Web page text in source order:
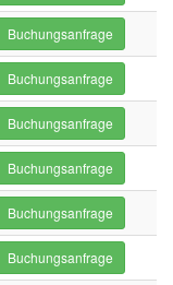
Buchungsanfrage
Buchungsanfrage
Buchungsanfrage
Buchungsanfrage
Buchungsanfrage
Buchungsanfrage